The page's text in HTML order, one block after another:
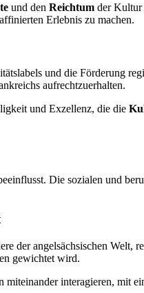
und den Reichtum der Kultur
Erlebnis zu machen.
und die Förderung
aufrechtzuerhalten.
und Exzellenz, die die
Die sozialen und
der angelsächsischen
gewichtet wird.
interagieren, mit